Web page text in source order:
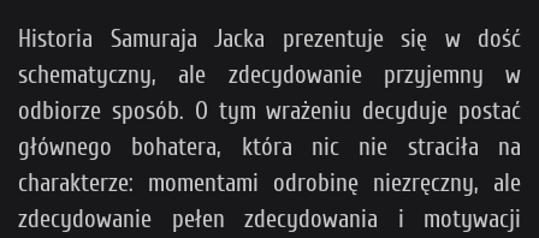
Historia Samuraja Jacka prezentuje się w dość
schematyczny, ale zdecydowanie przyjemny w
odbiorze sposób. O tym wrażeniu decyduje postać
głównego bohatera, która nic nie straciła na
charakterze: momentami odrobinę niezręczny, ale
zdecydowanie pełen zdecydowania i motywacji